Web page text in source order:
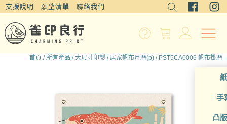
支援說明 願望清單 聯絡我們
手
凸
首頁 /所有產品 /大尺寸印製 / 居家帆布月曆(p) / PST5CA0006 帆布掛曆